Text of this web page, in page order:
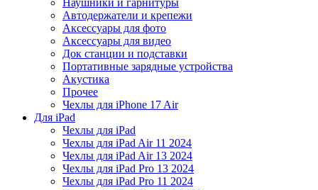
Наушники и гарнитуры
Автодержатели и крепежи
Аксессуары для фото
Аксессуары для видео
Док станции и подставки
Портативные зарядные устройства
Акустика
Прочее
Чехлы для iPhone 17 Air
Для iPad
Чехлы для iPad
Чехлы для iPad Air 11 2024
Чехлы для iPad Air 13 2024
Чехлы для iPad Pro 13 2024
Чехлы для iPad Pro 11 2024